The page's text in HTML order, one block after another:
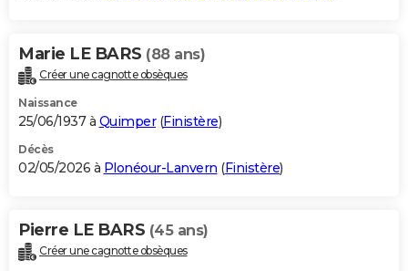
Marie LE BARS (88 ans)
Créer une cagnotte obsèques
Naissance
25/06/1937 à Quimper(Finistère)
Décès
02/05/2026 à Plonéour-Lanvern (Finistère)
Pierre LE BARS (45 ans)
Créer une cagnotte obsèques